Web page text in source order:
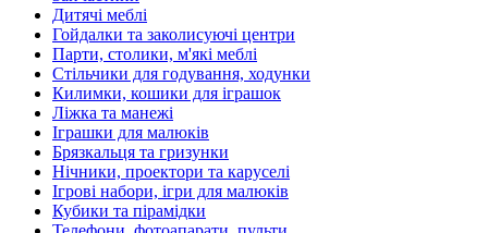
Дитячі меблі
Гойдалки та заколисуючі центри
Парти, столики, м'які меблі
Стільчики для годування, ходунки
Килимки, кошики для іграшок
Ліжка та манежі
Іграшки для малюків
Брязкальця та гризунки
Нічники, проектори та каруселі
Ігрові набори, ігри для малюків
Кубики та пірамідки